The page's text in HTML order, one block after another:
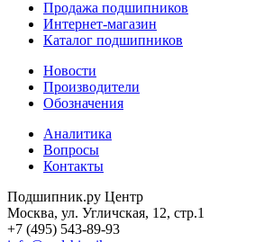
Продажа подшипников
Интернет-магазин
Каталог подшипников
Новости
Производители
Обозначения
Аналитика
Вопросы
Контакты
Подшипник.ру Центр
Москва, ул. Угличская, 12, стр.1
+7 (495) 543-89-93